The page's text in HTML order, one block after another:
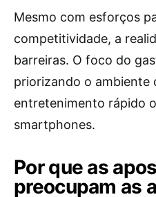
Mesmo com esforços
competitividade, a
barreiras. O foco do
priorizando o ambiente
entretenimento rápido
smartphones.
Por que as
preocupam as